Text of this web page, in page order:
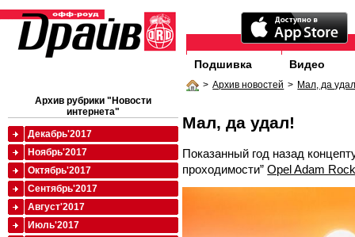
Подшивка Видео
> Архив новостей > Мал, да
Мал, да удал!
Показанный год назад
проходимости”Opel Adam
Архив рубрики "Новости
интернета"
Декабрь'2017
Ноябрь'2017
Октябрь'2017
Сентябрь'2017
Август'2017
Июль'2017